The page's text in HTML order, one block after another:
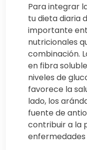
Para integrar
tu dieta diaria
importante
nutricionales
combinación.
en fibra
niveles de
favorece la
lado, los
fuente de
contribuir a la
enfermedades